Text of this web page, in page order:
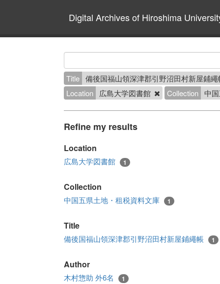
Digital Archives of Hiroshima
Title 備後国福山領深津郡引野沼田村新屋鋪
Location
広島大学図書館 Collection 中
Refine my results
Location
広島大学図書館 1
Collection
中国五県土地・租税資料文庫 1
Title
備後国福山領深津郡引野沼田村新屋鋪繩帳 1
Author
木村惣助 外6名 1